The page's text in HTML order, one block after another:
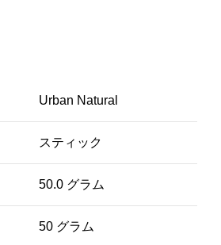
Urban Natural
スティック
50.0 グラム
50 グラム